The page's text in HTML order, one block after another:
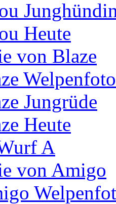
Heute
von Blaze
Jungrüde
Heute
A
von Amigo